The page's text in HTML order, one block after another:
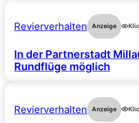
Revierverhalten Anzeige
In der Partnerstadt
Rundflüge möglich
Revierverhalten Anzeige